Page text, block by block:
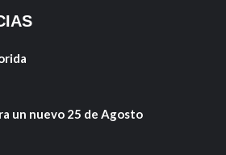
un nuevo 25 de Agosto